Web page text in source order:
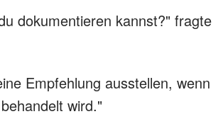
dokumentieren kannst?" fragte
Empfehlung ausstellen, wenn
wird."